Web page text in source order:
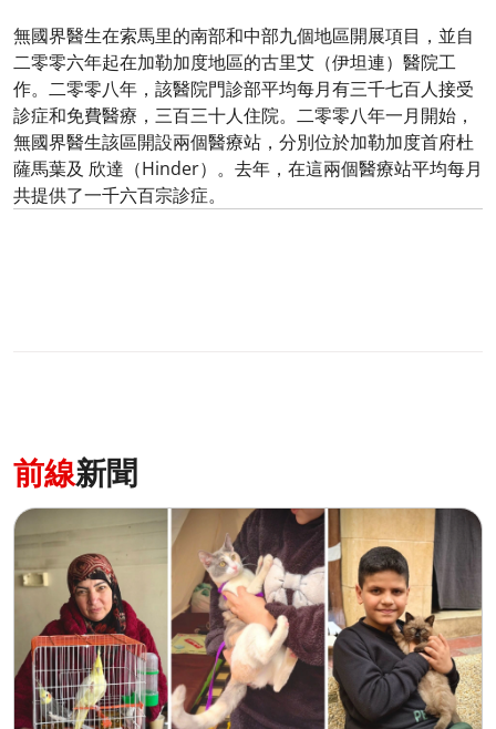
無國界醫生在索馬里的南部和中部九個地區開展項目，並自
二零零六年起在加勒加度地區的古里艾（伊坦連）醫院工
作。二零零八年，該醫院門診部平均每月有三千七百人接受
診症和免費醫療，三百三十人住院。二零零八年一月開始，
無國界醫生該區開設兩個醫療站，分別位於加勒加度首府杜
薩馬葉及 欣達（Hinder）。去年，在這兩個醫療站平均每月
共提供了一千六百宗診症。
前線新聞